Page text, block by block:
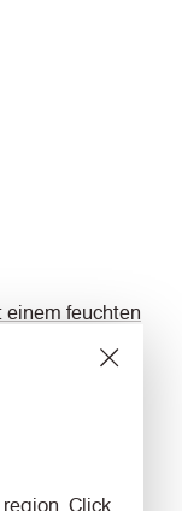
Click
feuchten